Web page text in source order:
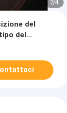
2/4
del
del